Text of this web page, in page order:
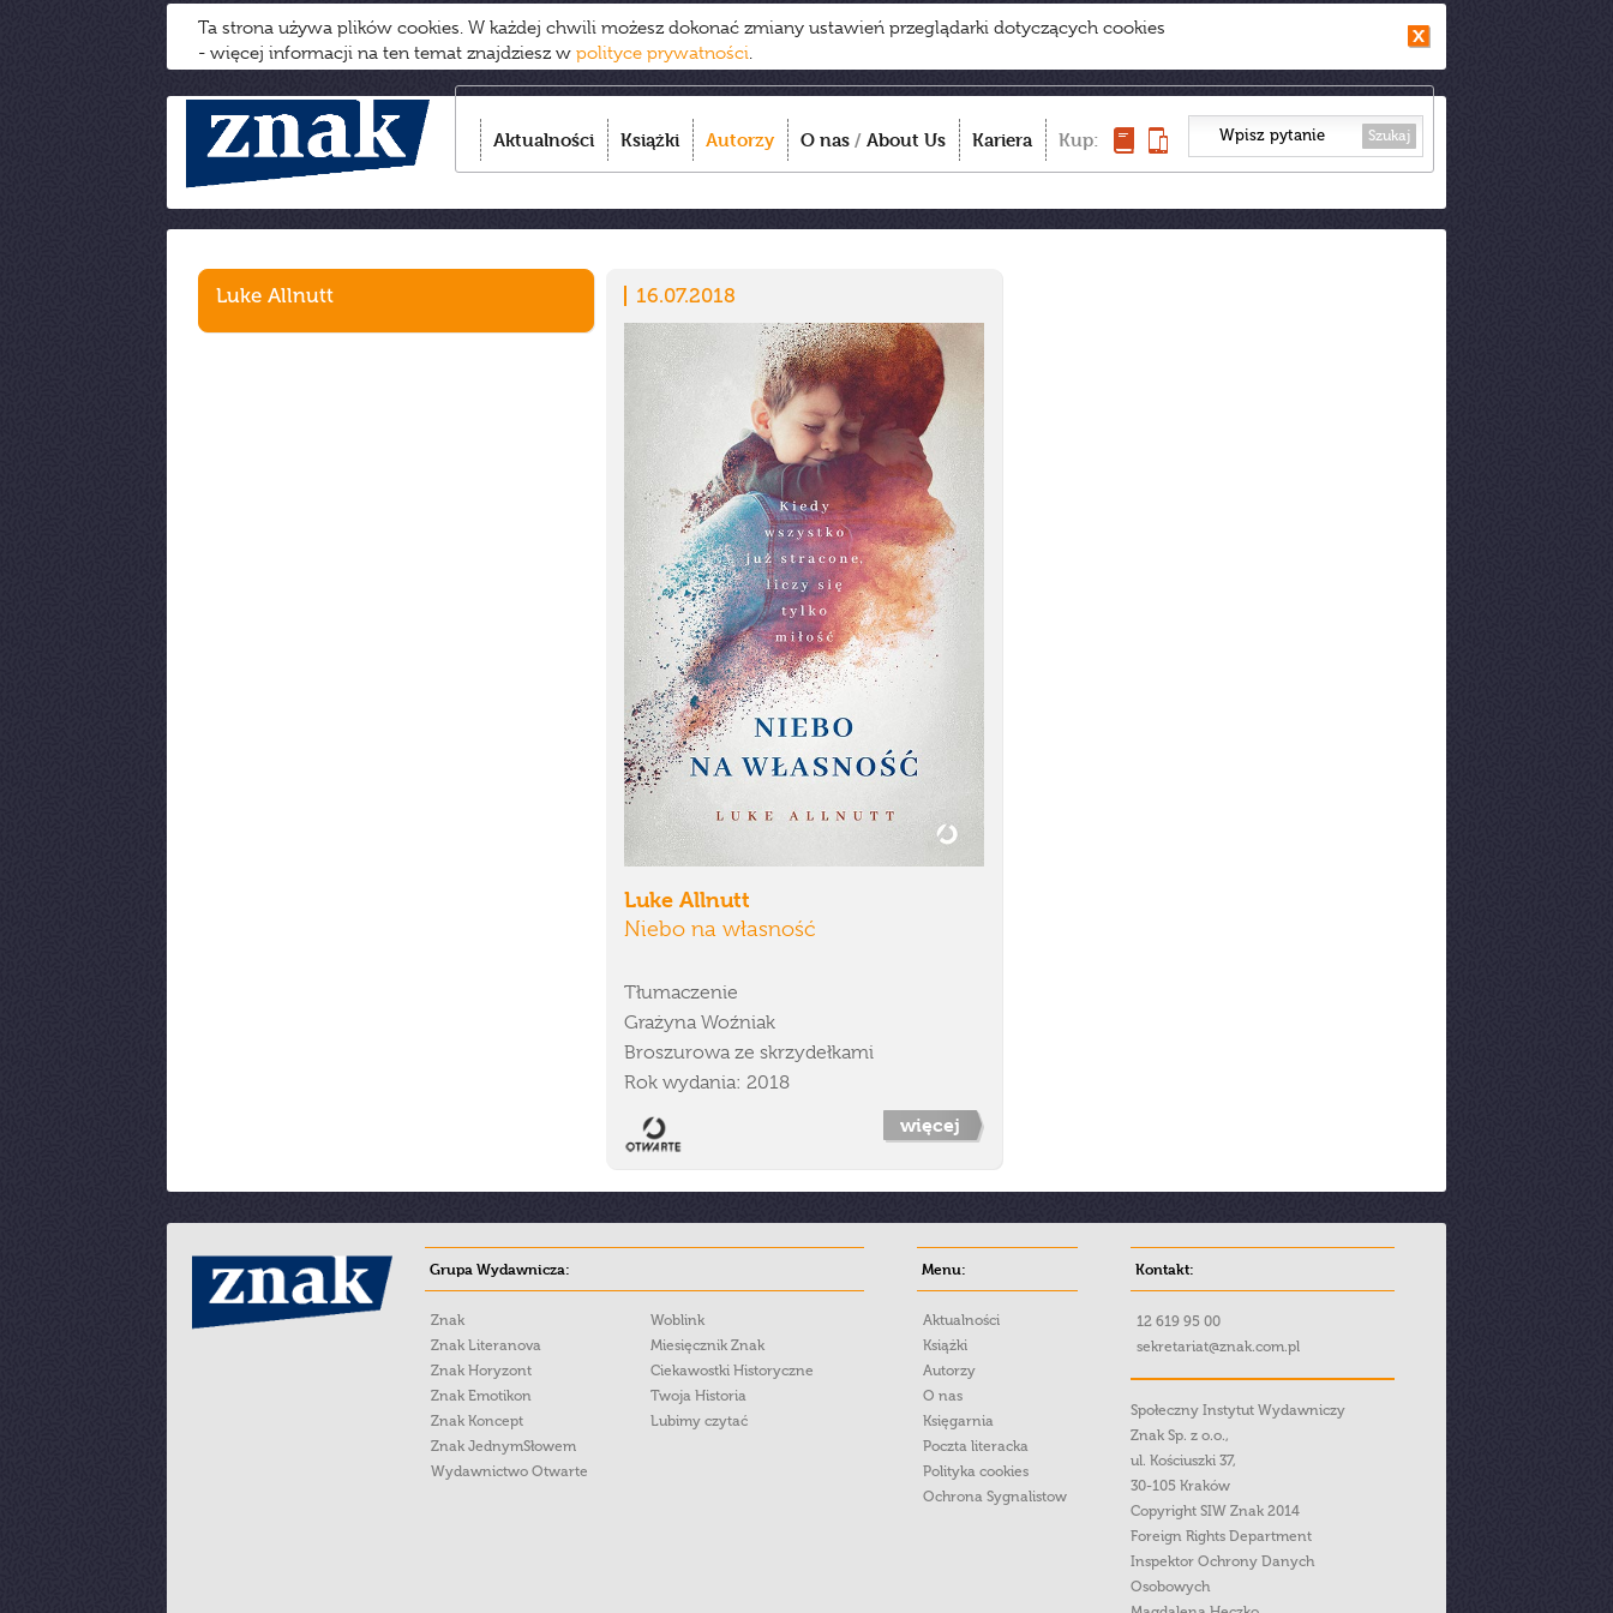
Ta strona używa plików cookies. W każdej chwili możesz dokonać zmiany ustawień przeglądarki dotyczących cookies
- więcej informacji na ten temat znajdziesz w polityce prywatności.
Aktualności Książki Autorzy O nas / About Us Kariera Kup: Szukaj
Luke Allnutt 16.07.2018
Luke Allnutt
Niebo na własność
Tłumaczenie
Grażyna Woźniak
Broszurowa ze skrzydełkami
Rok wydania: 2018
więcej
Grupa Wydawnicza:
Znak
Znak Literanova
Znak Horyzont
Znak Emotikon
Znak Koncept
Znak JednymSłowem
Wydawnictwo Otwarte
Woblink
Miesięcznik Znak
Ciekawostki Historyczne
Twoja Historia
Lubimy czytać
Menu:
Aktualności
Książki
Autorzy
O nas
Księgarnia
Poczta literacka
Polityka cookies
Ochrona Sygnalistow
Kontakt:
12 619 95 00
sekretariat@znak.com.pl
Społeczny Instytut Wydawniczy
Znak Sp. z o.o.,
ul. Kościuszki 37,
30-105 Kraków
Copyright SIW Znak 2014
Foreign Rights Department
Inspektor Ochrony Danych
Osobowych